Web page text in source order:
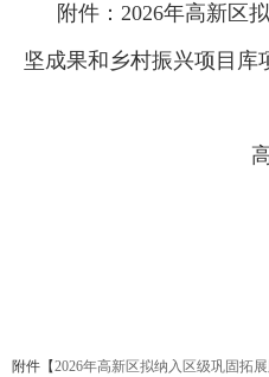
附件：2026年高新区
坚成果和乡村振兴项目库
附件【2026年高新区拟纳入区级巩固拓